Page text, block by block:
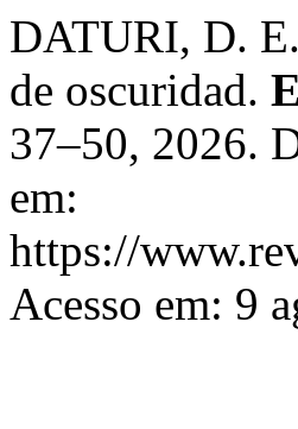
DATURI, D.
de oscuridad.
37–50, 2026.
em:
https://
Acesso em: 9